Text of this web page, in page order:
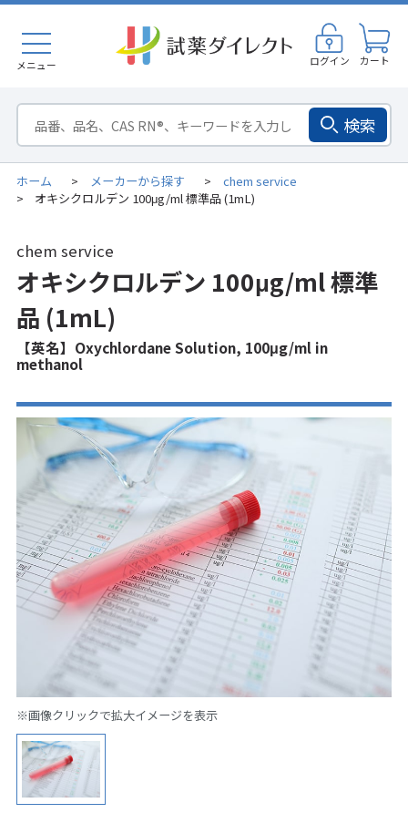
メニュー ログイン カート
検索
ホーム > メーカーから探す > chem service
> オキシクロルデン 100μg/ml 標準品 (1mL)
chem service
オキシクロルデン 100μg/ml 標準
品 (1mL)
【英名】Oxychlordane Solution, 100μg/ml in
methanol
※画像クリックで拡大イメージを表示